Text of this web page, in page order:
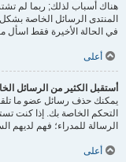
هناك أسباب لذلك; ربما لم
المنتدى الرسائل الخاصة
في الحالة الأخيرة فقط
أعلى
أستقبل الكثير من الرسائل
يمكنك حذف رسائل عضو ما
التحكم الخاصة بك. إذا كنت
الرسالة للمدراء؛ فهم
أعلى